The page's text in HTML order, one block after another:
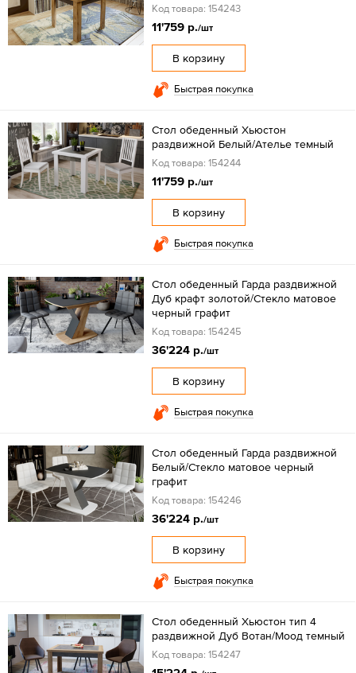
Код товара: 154243
11'759 р./шт
В корзину
Быстрая покупка
Стол обеденный Хьюстон
раздвижной Белый/Ателье темный
Код товара: 154244
11'759 р./шт
В корзину
Быстрая покупка
Стол обеденный Гарда раздвижной
Дуб крафт золотой/Стекло матовое
черный графит
Код товара: 154245
36'224 р./шт
В корзину
Быстрая покупка
Стол обеденный Гарда раздвижной
Белый/Стекло матовое черный
графит
Код товара: 154246
36'224 р./шт
В корзину
Быстрая покупка
Стол обеденный Хьюстон тип 4
раздвижной Дуб Вотан/Моод темный
Код товара: 154247